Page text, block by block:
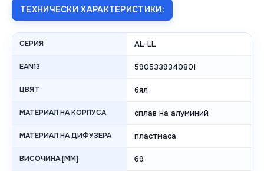
ТЕХНИЧЕСКИ ХАРАКТЕРИСТИКИ:
СЕРИЯ AL-LL
EAN13 5905339340801
ЦВЯТ бял
МАТЕРИАЛ НА КОРПУСА сплав на алуминий
МАТЕРИАЛ НА ДИФУЗЕРА пластмаса
ВИСОЧИНА [MM] 69